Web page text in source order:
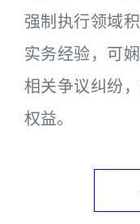
强制执行领域
实务经验，可
相关争议纠纷
权益。